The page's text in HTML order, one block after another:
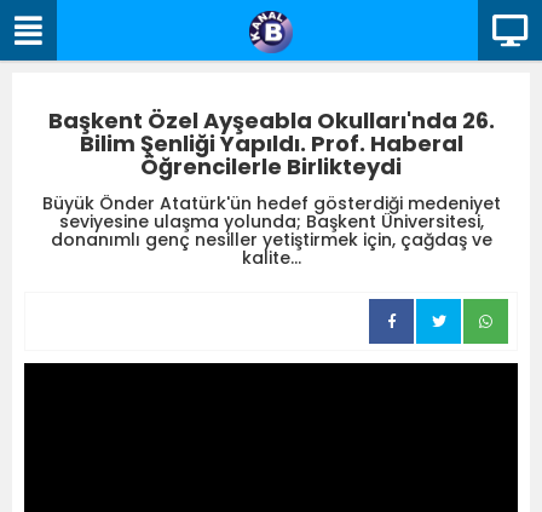
Başkent Özel Ayşeabla Okulları'nda 26.
Bilim Şenliği Yapıldı. Prof. Haberal
Öğrencilerle Birlikteydi
Büyük Önder Atatürk'ün hedef gösterdiği medeniyet
seviyesine ulaşma yolunda; Başkent Üniversitesi,
donanımlı genç nesiller yetiştirmek için, çağdaş ve
kalite...